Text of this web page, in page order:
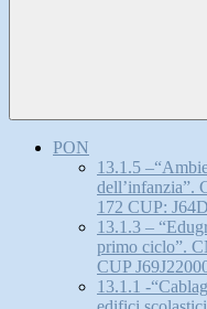
PON
13.1.5
dell’infanzia”.
172 CUP:
13.1.3 –
primo ciclo”.
CUP
13.1.1 -